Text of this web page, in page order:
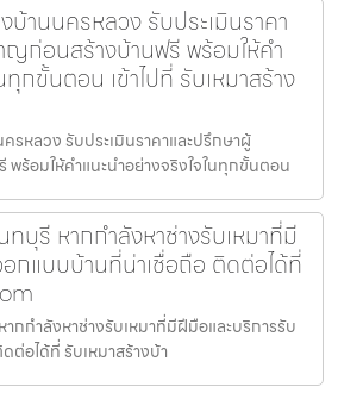
บ้านนครหลวง รับประเมินราคา
ญก่อนสร้างบ้านฟรี พร้อมให้คำ
ทุกขั้นตอน เข้าไปที่ รับเหมาสร้าง
รหลวง รับประเมินราคาและปรึกษาผู้
ร้อมให้คำแนะนำอย่างจริงใจในทุกขั้นตอน
ทบุรี หากกำลังหาช่างรับเหมาที่มี
กแบบบ้านที่น่าเชื่อถือ ติดต่อได้ที่
กกำลังหาช่างรับเหมาที่มีฝีมือและบริการรับ
อได้ที่ รับเหมาสร้างบ้า